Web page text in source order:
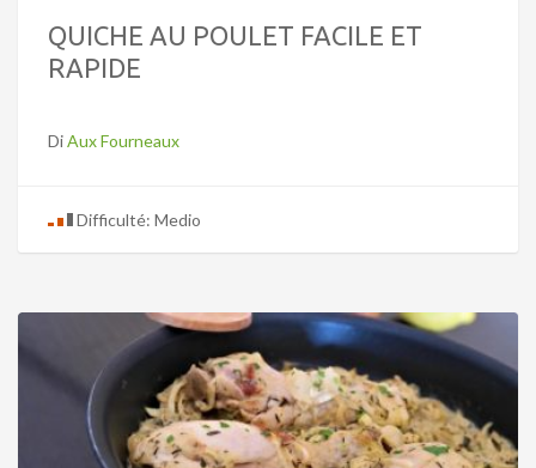
QUICHE AU POULET FACILE ET
RAPIDE
DiAux Fourneaux
Difficulté: Medio